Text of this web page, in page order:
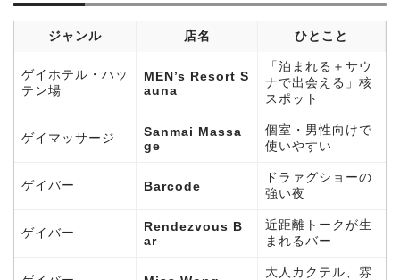
ジャンル 店名 ひとこと
ゲイホテル・ハッ
テン場
MEN’s Resort S
auna
「泊まれる＋サウ
ナで出会える」核
スポット
ゲイマッサージ
Sanmai Massa
ge
個室・男性向けで
使いやすい
ゲイバー Barcode
ドラァグショーの
強い夜
ゲイバー
Rendezvous B
ar
近距離トークが生
まれるバー
大人カクテル、雰